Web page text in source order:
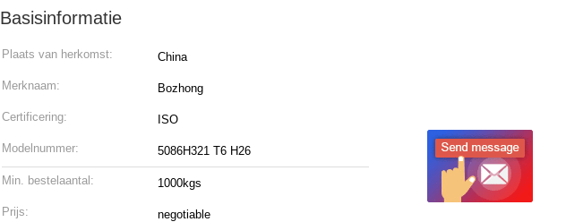
Basisinformatie
Plaats van herkomst: China
Merknaam: Bozhong
Certificering: ISO
Modelnummer: 5086H321 T6 H26
Min. bestelaantal: 1000kgs
Prijs: negotiable